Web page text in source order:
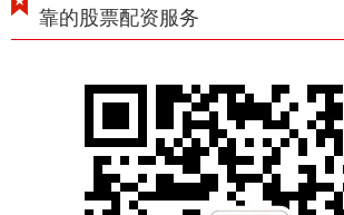
靠的股票配资服务